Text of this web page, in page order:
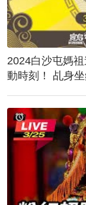
2024白沙屯媽
動時刻！ 乩身